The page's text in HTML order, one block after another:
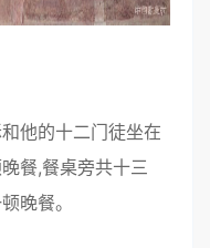
他的十二门徒坐在
餐,餐桌旁共十三
晚餐。